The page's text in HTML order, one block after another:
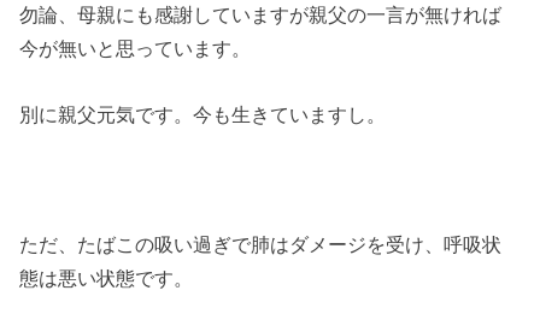
勿論、母親にも感謝していますが親父の一言が無ければ
今が無いと思っています。
別に親父元気です。今も生きていますし。
ただ、たばこの吸い過ぎで肺はダメージを受け、呼吸状
態は悪い状態です。